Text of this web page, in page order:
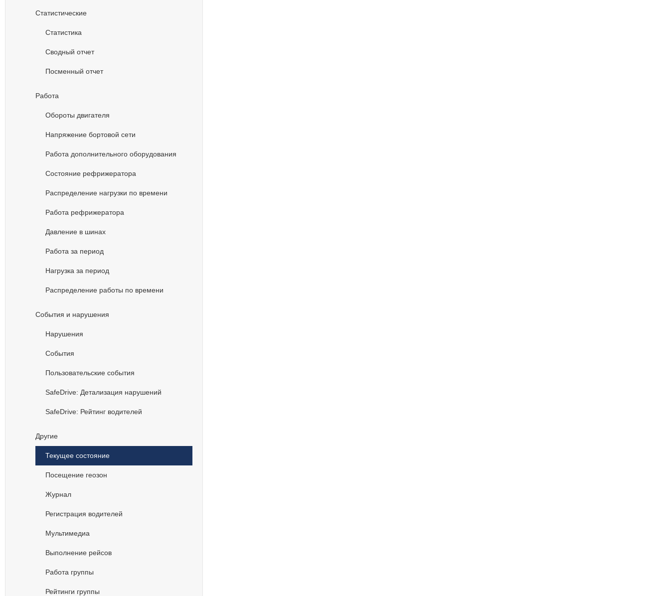
Статистические
Статистика
Сводный отчет
Посменный отчет
Работа
Обороты двигателя
Напряжение бортовой сети
Работа дополнительного оборудования
Состояние рефрижератора
Распределение нагрузки по времени
Работа рефрижератора
Давление в шинах
Работа за период
Нагрузка за период
Распределение работы по времени
События и нарушения
Нарушения
События
Пользовательские события
SafeDrive: Детализация нарушений
SafeDrive: Рейтинг водителей
Другие
Текущее состояние
Посещение геозон
Журнал
Регистрация водителей
Мультимедиа
Выполнение рейсов
Работа группы
Рейтинги группы